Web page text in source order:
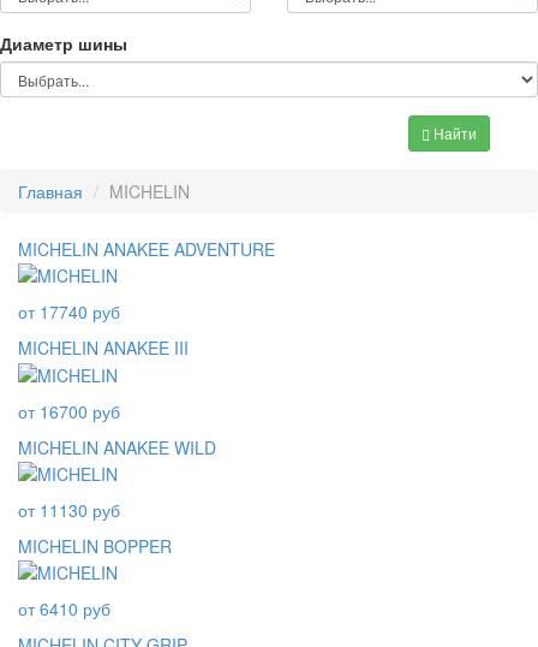
Диаметр шины
Найти
Главная MICHELIN
MICHELIN ANAKEE ADVENTURE
от 17740 руб
MICHELIN ANAKEE III
от 16700 руб
MICHELIN ANAKEE WILD
от 11130 руб
MICHELIN BOPPER
от 6410 руб